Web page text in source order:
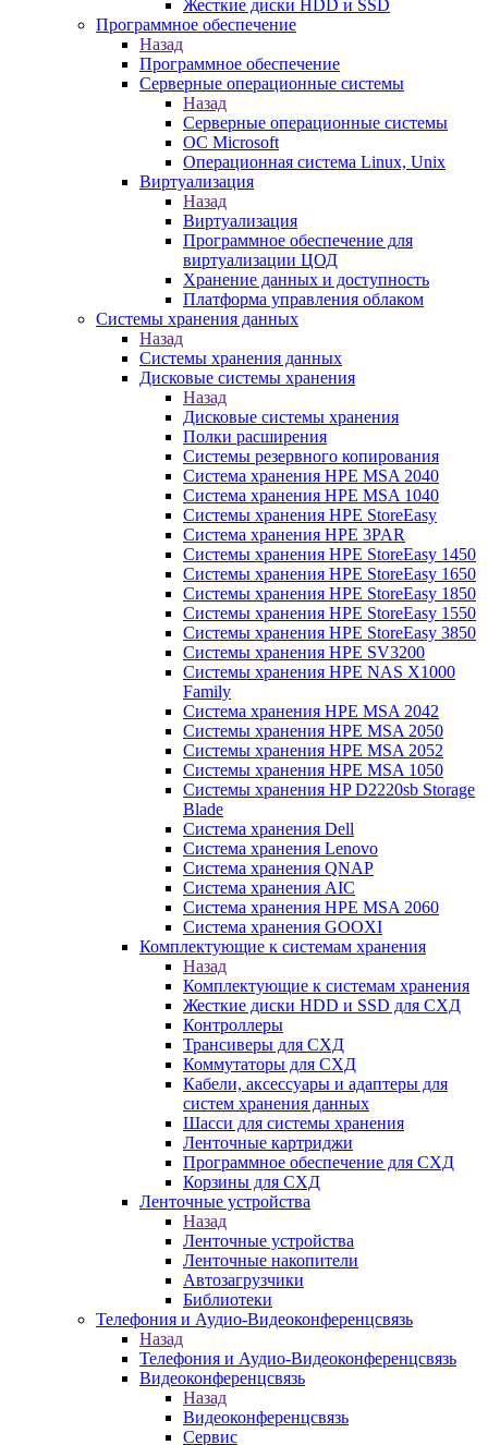
Жесткие диски HDD и SSD
Программное обеспечение
Назад
Программное обеспечение
Серверные операционные системы
Назад
Серверные операционные системы
ОС Microsoft
Операционная система Linux, Unix
Виртуализация
Назад
Виртуализация
Программное обеспечение для
виртуализации ЦОД
Хранение данных и доступность
Платформа управления облаком
Системы хранения данных
Назад
Системы хранения данных
Дисковые системы хранения
Назад
Дисковые системы хранения
Полки расширения
Системы резервного копирования
Система хранения HPE MSA 2040
Система хранения HPE MSA 1040
Системы хранения HPE StoreEasy
Система хранения HPE 3PAR
Системы хранения HPE StoreEasy 1450
Системы хранения HPE StoreEasy 1650
Системы хранения HPE StoreEasy 1850
Системы хранения HPE StoreEasy 1550
Системы хранения HPE StoreEasy 3850
Системы хранения HPE SV3200
Системы хранения HPE NAS X1000
Family
Система хранения HPE MSA 2042
Системы хранения HPE MSA 2050
Системы хранения HPE MSA 2052
Системы хранения HPE MSA 1050
Системы хранения HP D2220sb Storage
Blade
Система хранения Dell
Система хранения Lenovo
Система хранения QNAP
Система хранения AIC
Система хранения HPE MSA 2060
Система хранения GOOXI
Комплектующие к системам хранения
Назад
Комплектующие к системам хранения
Жесткие диски HDD и SSD для СХД
Контроллеры
Трансиверы для СХД
Коммутаторы для СХД
Кабели, аксессуары и адаптеры для
систем хранения данных
Шасси для системы хранения
Ленточные картриджи
Программное обеспечение для СХД
Корзины для СХД
Ленточные устройства
Назад
Ленточные устройства
Ленточные накопители
Автозагрузчики
Библиотеки
Телефония и Аудио-Видеоконференцсвязь
Назад
Телефония и Аудио-Видеоконференцсвязь
Видеоконференцсвязь
Назад
Видеоконференцсвязь
Сервис